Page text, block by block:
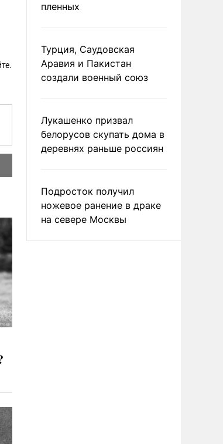
пленных
Турция, Саудовская
Аравия и Пакистан
создали военный союз
Лукашенко призвал
белорусов скупать дома в
деревнях раньше россиян
Подросток получил
ножевое ранение в драке
на севере Москвы